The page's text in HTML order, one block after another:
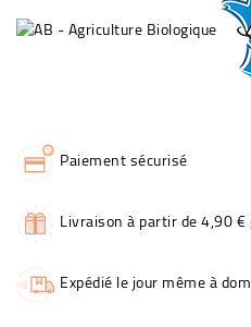
Paiement sécurisé
Livraison à partir de 4,90
Expédié le jour même à